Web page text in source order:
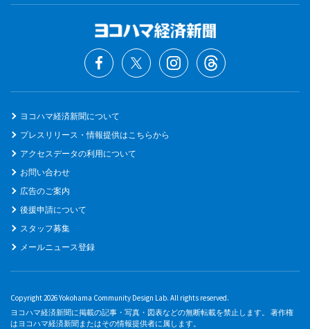
ヨコハマ経済新聞について
プレスリリース・情報提供はこちらから
アクセスデータの利用について
お問い合わせ
広告のご案内
後援申請について
スタッフ募集
メールニュース登録
Copyright 2026 Yokohama Community Design Lab. All rights reserved.
ヨコハマ経済新聞に掲載の記事・写真・図表などの無断転載を禁止します。 著作権
はヨコハマ経済新聞またはその情報提供者に属します。